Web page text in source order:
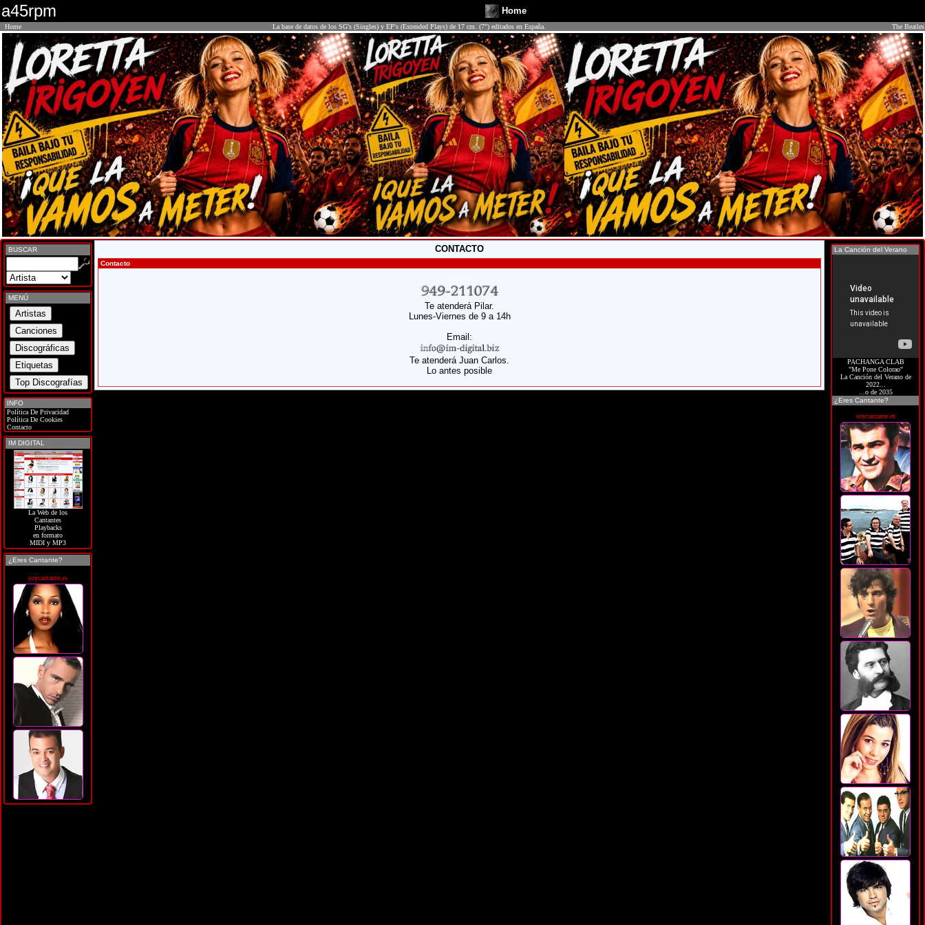
a45rpm Home
Home La base de datos de los SG's (Singles) y EP's (Extended Plays) de 17 cm. (7") editados en España. The Beatles
BUSCAR
MENÚ
INFO
Política De Privacidad
Política De Cookies
Contacto
IM DIGITAL
La Web de los
Cantantes
Playbacks
en formato
MIDI y MP3
¿Eres Cantante?
soycantante.es
CONTACTO
Contacto
Te atenderá Pilar.
Lunes-Viernes de 9 a 14h
Email:
Te atenderá Juan Carlos.
Lo antes posible
La Canción del Verano
PACHANGA CLAB
"Me Pone Colorao"
La Canción del Verano de
2022...
...o de 2035
¿Eres Cantante?
soycantante.es